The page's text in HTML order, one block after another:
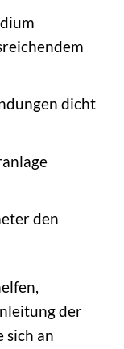
dicht
den
der
sich an